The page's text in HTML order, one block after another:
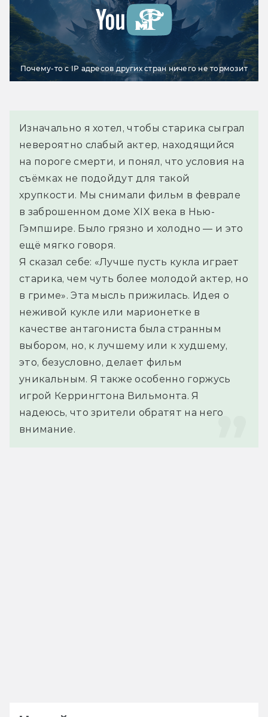
Почему-то с IP адресов других стран ничего не тормозит
Изначально я хотел, чтобы старика сыграл
невероятно слабый актер, находящийся
на пороге смерти, и понял, что условия на
съёмках не подойдут для такой
хрупкости. Мы снимали фильм в феврале
в заброшенном доме XIX века в Нью-
Гэмпшире. Было грязно и холодно — и это
ещё мягко говоря.
Я сказал себе: «Лучше пусть кукла играет
старика, чем чуть более молодой актер, но
в гриме». Эта мысль прижилась. Идея о
неживой кукле или марионетке в
качестве антагониста была странным
выбором, но, к лучшему или к худшему,
это, безусловно, делает фильм
уникальным. Я также особенно горжусь
игрой Керрингтона Вильмонта. Я
надеюсь, что зрители обратят на него
внимание.